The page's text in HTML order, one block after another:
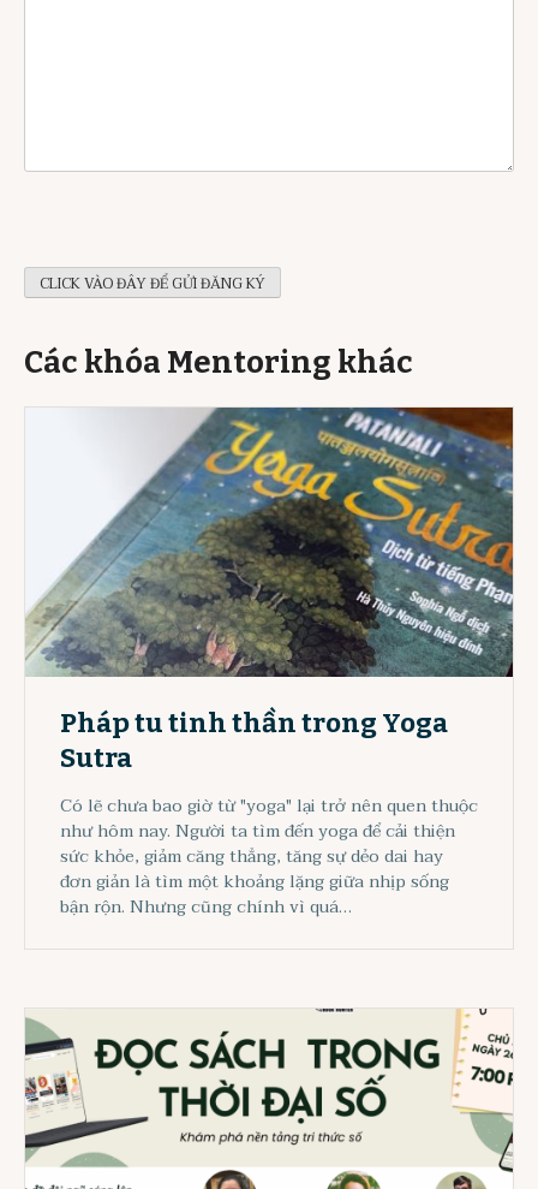
Các khóa Mentoring khác
Pháp tu tinh thần trong Yoga
Sutra
Có lẽ chưa bao giờ từ "yoga" lại trở nên quen thuộc
như hôm nay. Người ta tìm đến yoga để cải thiện
sức khỏe, giảm căng thẳng, tăng sự dẻo dai hay
đơn giản là tìm một khoảng lặng giữa nhịp sống
bận rộn. Nhưng cũng chính vì quá…